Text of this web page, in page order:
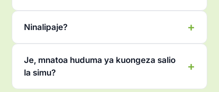
Ninalipaje?
Je, mnatoa huduma ya kuongeza salio
la simu?